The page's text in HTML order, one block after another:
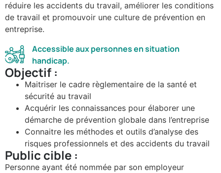
réduire les accidents du travail, améliorer les conditions
de travail et promouvoir une culture de prévention en
entreprise.
Accessible aux personnes en situation
handicap.
Objectif :
Maitriser le cadre règlementaire de la santé et
sécurité au travail
Acquérir les connaissances pour élaborer une
démarche de prévention globale dans l’entreprise
Connaitre les méthodes et outils d’analyse des
risques professionnels et des accidents du travail
Public cible :
Personne ayant été nommée par son employeur